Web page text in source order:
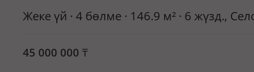
Жеке үй · 4 бөлме · 146.9 м² · 6 жүзд.,
45 000 000 ₸